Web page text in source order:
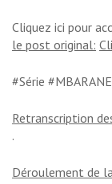
Cliquez ici pour
le post original:
#Série
Retranscription
.
Déroulement de